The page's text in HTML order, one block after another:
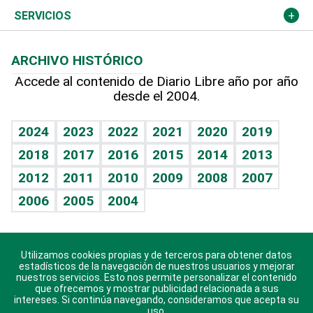
Resto del mundo
Economía personal
Podcast Arte Libre
Hablando con el pediatra
Vida y familia
Eñe
Celebrando la vida
Sin complejos
En pocas palabras
Escuchando al corazón
Economía Personal
Más deportes
Línea de hit
TBT Deportivo
Columnistas
Más firmas
Cambio climático
Opinión
Hecho en casa
Guía del dinero
SERVICIOS
Cumpleaños
Horóscopos
Crucigramas
ARCHIVO HISTÓRICO
Accede al contenido de Diario Libre año por año
desde el 2004.
2024 2023 2022 2021 2020
2019
2018
2017 2016 2015 2014
2013
2012
2011 2010 2009 2008
2007
2006
2005 2004
Descarga nuestras aplicaciones para Android, iOS y
sistema Huawei.
Utilizamos cookies propias y de terceros para obtener datos
estadísticos de la navegación de nuestros usuarios y mejorar
nuestros servicios. Esto nos permite personalizar el contenido
que ofrecemos y mostrar publicidad relacionada a sus
intereses. Si continúa navegando, consideramos que acepta su